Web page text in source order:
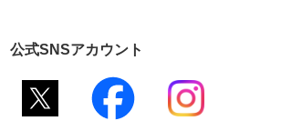
公式SNSアカウント